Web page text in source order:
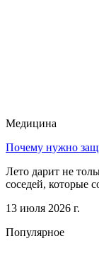
Медицина
Почему нужно
Лето дарит не
соседей, которые
13 июля 2026 г.
Популярное